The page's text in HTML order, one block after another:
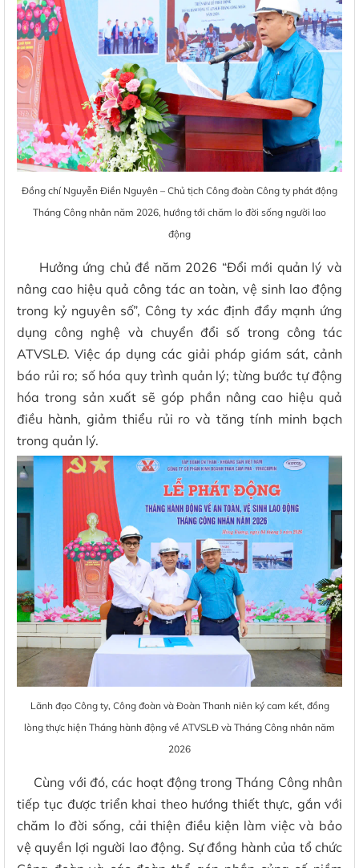
Đồng chí Nguyễn Điền Nguyên – Chủ tịch Công đoàn Công ty phát động
Tháng Công nhân năm 2026, hướng tới chăm lo đời sống người lao
động
Hưởng ứng chủ đề năm 2026 “Đổi mới quản lý và
nâng cao hiệu quả công tác an toàn, vệ sinh lao động
trong kỷ nguyên số”, Công ty xác định đẩy mạnh ứng
dụng công nghệ và chuyển đổi số trong công tác
ATVSLĐ. Việc áp dụng các giải pháp giám sát, cảnh
báo rủi ro; số hóa quy trình quản lý; từng bước tự động
hóa trong sản xuất sẽ góp phần nâng cao hiệu quả
điều hành, giảm thiểu rủi ro và tăng tính minh bạch
trong quản lý.
Lãnh đạo Công ty, Công đoàn và Đoàn Thanh niên ký cam kết, đồng
lòng thực hiện Tháng hành động về ATVSLĐ và Tháng Công nhân năm
2026
Cùng với đó, các hoạt động trong Tháng Công nhân
tiếp tục được triển khai theo hướng thiết thực, gắn với
chăm lo đời sống, cải thiện điều kiện làm việc và bảo
vệ quyền lợi người lao động. Sự đồng hành của tổ chức